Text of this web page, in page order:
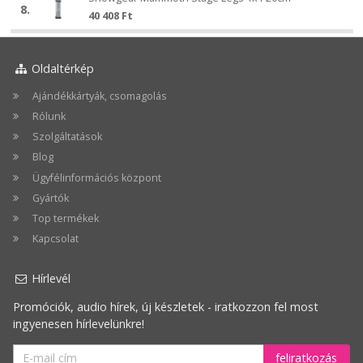
1x1
Mammoth
Stage
1x1
20cm
8.
Mammoth
Stage
1x1
40 408 Ft
Oldaltérkép
Ajándékkártyák, csomagolás
Rólunk
Szolgáltatások
Blog
Ügyfélinformációs központ
Gyártók
Top termékek
Kapcsolat
Hírlevél
Promóciók, audio hírek, új készletek - iratkozzon fel most
ingyenesen hírlevelünkre!
feliratkozás